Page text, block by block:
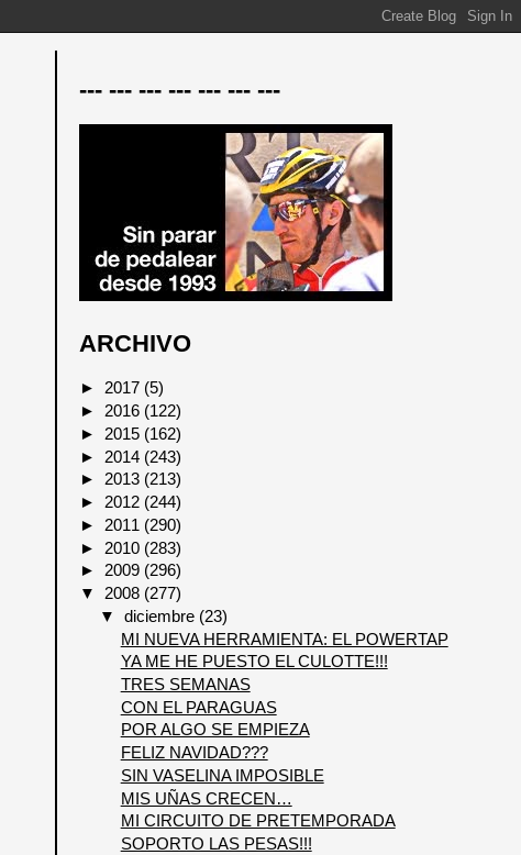
--- --- --- --- --- --- ---
ARCHIVO
►2017 (5)
► 2016 (122)
► 2015 (162)
► 2014 (243)
► 2013 (213)
► 2012 (244)
► 2011 (290)
► 2010 (283)
► 2009 (296)
▼ 2008 (277)
▼diciembre (23)
MI NUEVA HERRAMIENTA: EL POWERTAP
YA ME HE PUESTO EL CULOTTE!!!
TRES SEMANAS
CON EL PARAGUAS
POR ALGO SE EMPIEZA
FELIZ NAVIDAD???
SIN VASELINA IMPOSIBLE
MIS UÑAS CRECEN…
MI CIRCUITO DE PRETEMPORADA
SOPORTO LAS PESAS!!!